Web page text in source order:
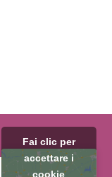
Fai clic per
accettare i
cookie